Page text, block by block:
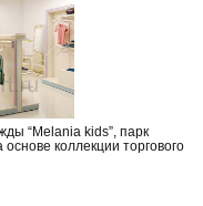
“Melania kids”, парк
коллекции торгового